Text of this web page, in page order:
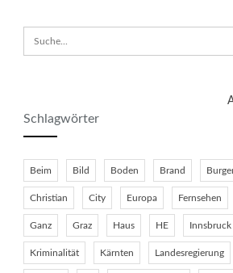
Schlagwörter
Beim Bild Boden Brand
Christian City Europa Fernsehen
Ganz Graz Haus HE Innsbruck
Kriminalität Kärnten Landesregierung